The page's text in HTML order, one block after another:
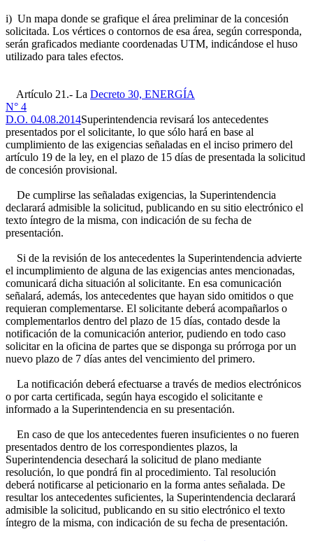
i) Un mapa donde se grafique el área preliminar de la concesión
solicitada. Los vértices o contornos de esa área, según corresponda,
serán graficados mediante coordenadas UTM, indicándose el huso
utilizado para tales efectos.
Artículo 21.- La Decreto 30, ENERGÍA
N° 4
D.O. 04.08.2014Superintendencia revisará los antecedentes
presentados por el solicitante, lo que sólo hará en base al
cumplimiento de las exigencias señaladas en el inciso primero del
artículo 19 de la ley, en el plazo de 15 días de presentada la solicitud
de concesión provisional.
De cumplirse las señaladas exigencias, la Superintendencia
declarará admisible la solicitud, publicando en su sitio electrónico el
texto íntegro de la misma, con indicación de su fecha de
presentación.
Si de la revisión de los antecedentes la Superintendencia advierte
el incumplimiento de alguna de las exigencias antes mencionadas,
comunicará dicha situación al solicitante. En esa comunicación
señalará, además, los antecedentes que hayan sido omitidos o que
requieran complementarse. El solicitante deberá acompañarlos o
complementarlos dentro del plazo de 15 días, contado desde la
notificación de la comunicación anterior, pudiendo en todo caso
solicitar en la oficina de partes que se disponga su prórroga por un
nuevo plazo de 7 días antes del vencimiento del primero.
La notificación deberá efectuarse a través de medios electrónicos
o por carta certificada, según haya escogido el solicitante e
informado a la Superintendencia en su presentación.
En caso de que los antecedentes fueren insuficientes o no fueren
presentados dentro de los correspondientes plazos, la
Superintendencia desechará la solicitud de plano mediante
resolución, lo que pondrá fin al procedimiento. Tal resolución
deberá notificarse al peticionario en la forma antes señalada. De
resultar los antecedentes suficientes, la Superintendencia declarará
admisible la solicitud, publicando en su sitio electrónico el texto
íntegro de la misma, con indicación de su fecha de presentación.